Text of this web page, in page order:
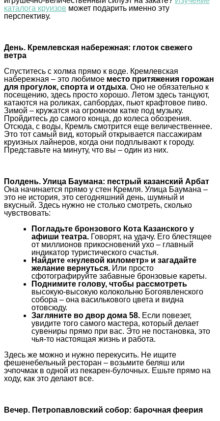
каталога круизов может подарить именно эту
перспективу.
День. Кремлевская набережная: глоток свежего
ветра
Спуститесь с холма прямо к воде. Кремлевская
набережная – это любимое место притяжения горожан
для прогулок, спорта и отдыха. Оно не обязательно к
посещению, здесь просто хорошо. Летом здесь танцуют,
катаются на роликах, сапбордах, пьют крафтовое пиво.
Зимой – кружатся на огромном катке под музыку.
Пройдитесь до самого конца, до колеса обозрения.
Отсюда, с воды, Кремль смотрится еще величественнее.
Это тот самый вид, который открывается пассажирам
круизных лайнеров, когда они подплывают к городу.
Представьте на минуту, что вы – один из них.
Полдень. Улица Баумана: пестрый казанский Арбат
Она начинается прямо у стен Кремля. Улица Баумана –
это не история, это сегодняшний день, шумный и
вкусный. Здесь нужно не столько смотреть, сколько
чувствовать:
Погладьте бронзового Кота Казанского у
афиши театра. Говорят, на удачу. Его блестящее
от миллионов прикосновений ухо – главный
индикатор туристического счастья.
Найдите «нулевой километр» и загадайте
желание вернуться. Или просто
сфотографируйте забавные бронзовые кареты.
Поднимите голову, чтобы рассмотреть
высокую-высокую колокольню Богоявленского
собора – она василькового цвета и видна
отовсюду.
Загляните во двор дома 58. Если повезет,
увидите того самого мастера, который делает
сувениры прямо при вас. Это не постановка, это
чья-то настоящая жизнь и работа.
Здесь же можно и нужно перекусить. Не ищите
фешенебельный ресторан – возьмите беляш или
эчпочмак в одной из пекарен-булочных. Ешьте прямо на
ходу, как это делают все.
Вечер. Петропавловский собор: барочная феерия